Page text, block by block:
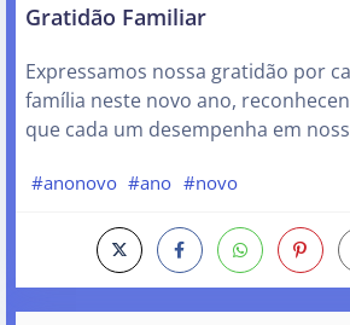
Gratidão Familiar
Expressamos nossa gratidão por
família neste novo ano,
que cada um desempenha em
#anonovo #ano #novo